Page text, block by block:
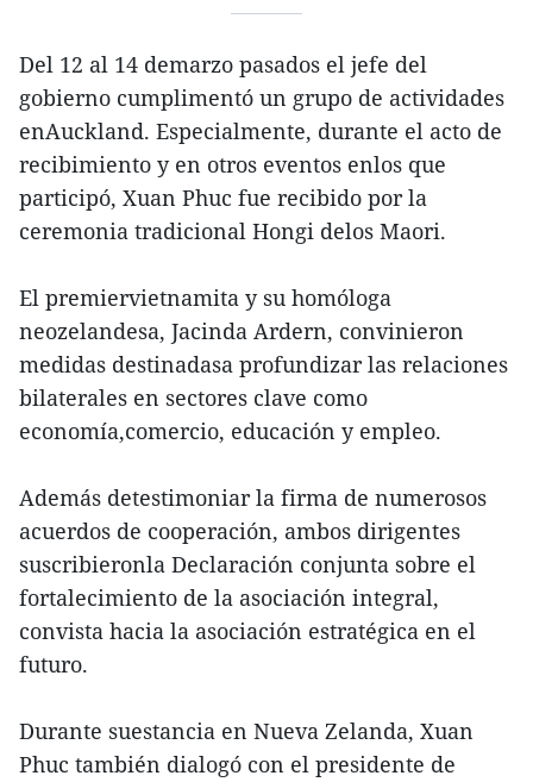
Del 12 al 14 demarzo pasados el jefe del
gobierno cumplimentó un grupo de actividades
enAuckland. Especialmente, durante el acto de
recibimiento y en otros eventos enlos que
participó, Xuan Phuc fue recibido por la
ceremonia tradicional Hongi delos Maori.
El premiervietnamita y su homóloga
neozelandesa, Jacinda Ardern, convinieron
medidas destinadasa profundizar las relaciones
bilaterales en sectores clave como
economía,comercio, educación y empleo.
Además detestimoniar la firma de numerosos
acuerdos de cooperación, ambos dirigentes
suscribieronla Declaración conjunta sobre el
fortalecimiento de la asociación integral,
convista hacia la asociación estratégica en el
futuro.
Durante suestancia en Nueva Zelanda, Xuan
Phuc también dialogó con el presidente de